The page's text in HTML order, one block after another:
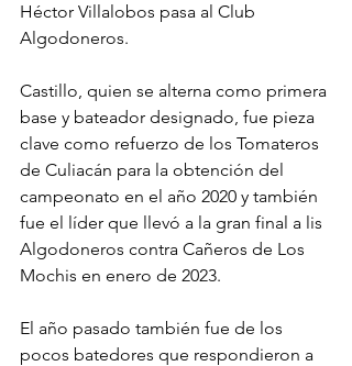
Héctor Villalobos pasa al Club
Algodoneros.
Castillo, quien se alterna como primera
base y bateador designado, fue pieza
clave como refuerzo de los Tomateros
de Culiacán para la obtención del
campeonato en el año 2020 y también
fue el líder que llevó a la gran final a lis
Algodoneros contra Cañeros de Los
Mochis en enero de 2023.
El año pasado también fue de los
pocos batedores que respondieron a